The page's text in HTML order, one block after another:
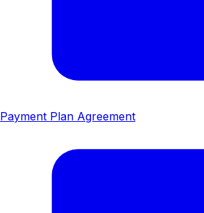
Payment Plan Agreement